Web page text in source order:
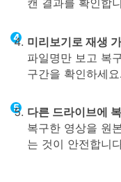
캔 결과를 확인합
미리보기로 재생
파일명만 보고 복
구간을 확인하세요.
다른 드라이브에
복구한 영상을 원
는 것이 안전합니